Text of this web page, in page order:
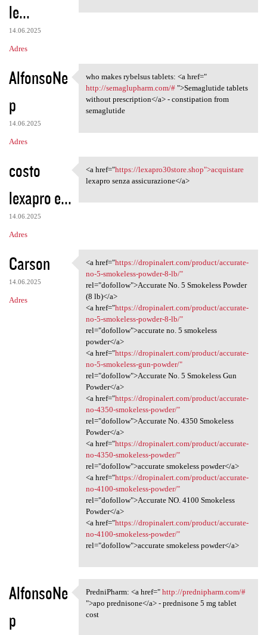
le...
14.06.2025
Adres
AlfonsoNe
p
14.06.2025
Adres
who makes rybelsus tablets:
who makes rybelsus tablets: <a href="
http://semaglupharm.com/#">Semaglutide tablets
without prescription</a> - constipation from
semaglutide
costo
lexapro e...
14.06.2025
Adres
<a href="https:/
<a href="https://lexapro30store.shop">acquistare
lexapro senza assicurazione</a>
Carson
14.06.2025
Adres
<a href="https://dropinalert
<a href="https://dropinalert.com/product/accurate-
no-5-smokeless-powder-8-lb/"
rel="dofollow">Accurate No. 5 Smokeless Powder
(8 lb)</a>
<a href="https://dropinalert.com/product/accurate-
no-5-smokeless-powder-8-lb/"
rel="dofollow">accurate no. 5 smokeless
powder</a>
<a href="https://dropinalert.com/product/accurate-
no-5-smokeless-gun-powder/"
rel="dofollow">Accurate No. 5 Smokeless Gun
Powder</a>
<a href="https://dropinalert.com/product/accurate-
no-4350-smokeless-powder/"
rel="dofollow">Accurate No. 4350 Smokeless
Powder</a>
<a href="https://dropinalert.com/product/accurate-
no-4350-smokeless-powder/"
rel="dofollow">accurate smokeless powder</a>
<a href="https://dropinalert.com/product/accurate-
no-4100-smokeless-powder/"
rel="dofollow">Accurate NO. 4100 Smokeless
Powder</a>
<a href="https://dropinalert.com/product/accurate-
no-4100-smokeless-powder/"
rel="dofollow">accurate smokeless powder</a>
AlfonsoNe
p
PredniPharm: <a href=" http:/
PredniPharm: <a href=" http://prednipharm.com/#
">apo prednisone</a> - prednisone 5 mg tablet
cost